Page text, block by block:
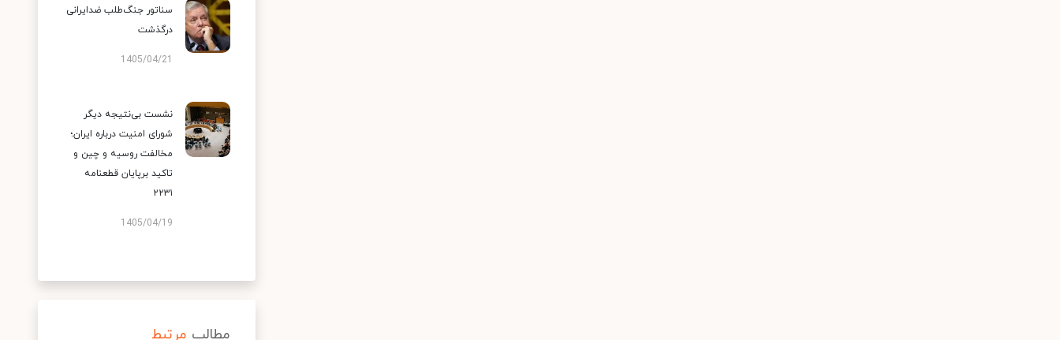
سناتور جنگ‌طلب ضدایرانی
درگذشت
1405/04/21
نشست بی‌نتیجه دیگر
شورای امنیت درباره ایران؛
مخالفت روسیه و چین و
تاکید برپایان قطعنامه
۲۲۳۱
1405/04/19
مطالب مرتبط